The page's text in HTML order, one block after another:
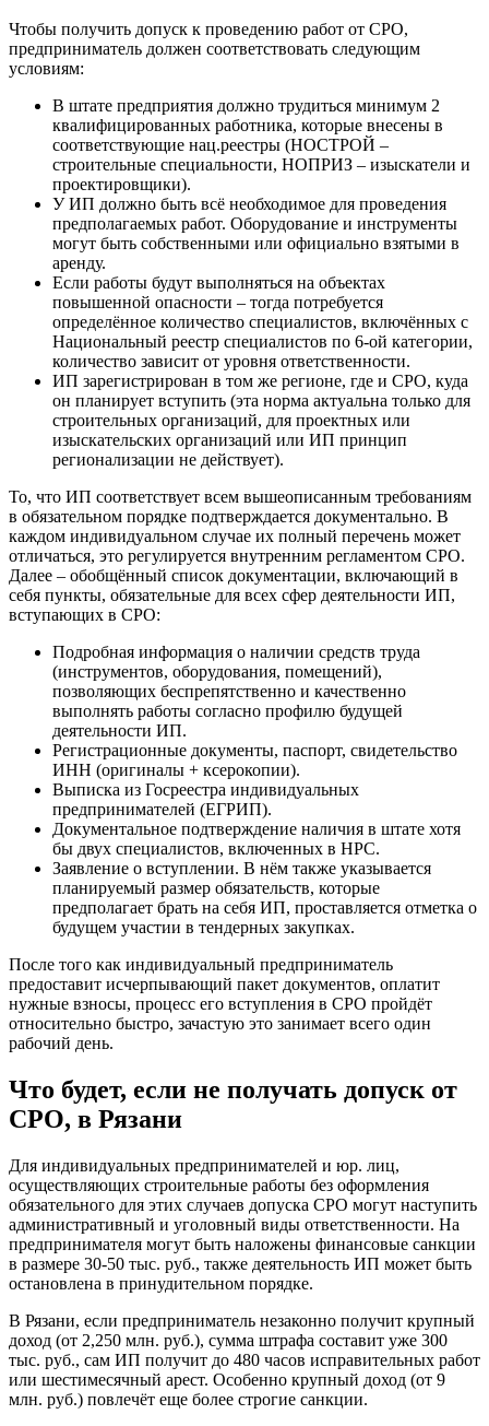
Чтобы получить допуск к проведению работ от СРО,
предприниматель должен соответствовать следующим
условиям:
В штате предприятия должно трудиться минимум 2
квалифицированных работника, которые внесены в
соответствующие нац.реестры (НОСТРОЙ –
строительные специальности, НОПРИЗ – изыскатели и
проектировщики).
У ИП должно быть всё необходимое для проведения
предполагаемых работ. Оборудование и инструменты
могут быть собственными или официально взятыми в
аренду.
Если работы будут выполняться на объектах
повышенной опасности – тогда потребуется
определённое количество специалистов, включённых с
Национальный реестр специалистов по 6-ой категории,
количество зависит от уровня ответственности.
ИП зарегистрирован в том же регионе, где и СРО, куда
он планирует вступить (эта норма актуальна только для
строительных организаций, для проектных или
изыскательских организаций или ИП принцип
регионализации не действует).
То, что ИП соответствует всем вышеописанным требованиям
в обязательном порядке подтверждается документально. В
каждом индивидуальном случае их полный перечень может
отличаться, это регулируется внутренним регламентом СРО.
Далее – обобщённый список документации, включающий в
себя пункты, обязательные для всех сфер деятельности ИП,
вступающих в СРО:
Подробная информация о наличии средств труда
(инструментов, оборудования, помещений),
позволяющих беспрепятственно и качественно
выполнять работы согласно профилю будущей
деятельности ИП.
Регистрационные документы, паспорт, свидетельство
ИНН (оригиналы + ксерокопии).
Выписка из Госреестра индивидуальных
предпринимателей (ЕГРИП).
Документальное подтверждение наличия в штате хотя
бы двух специалистов, включенных в НРС.
Заявление о вступлении. В нём также указывается
планируемый размер обязательств, которые
предполагает брать на себя ИП, проставляется отметка о
будущем участии в тендерных закупках.
После того как индивидуальный предприниматель
предоставит исчерпывающий пакет документов, оплатит
нужные взносы, процесс его вступления в СРО пройдёт
относительно быстро, зачастую это занимает всего один
рабочий день.
Что будет, если не получать допуск от
СРО, в Рязани
Для индивидуальных предпринимателей и юр. лиц,
осуществляющих строительные работы без оформления
обязательного для этих случаев допуска СРО могут наступить
административный и уголовный виды ответственности. На
предпринимателя могут быть наложены финансовые санкции
в размере 30-50 тыс. руб., также деятельность ИП может быть
остановлена в принудительном порядке.
В Рязани, если предприниматель незаконно получит крупный
доход (от 2,250 млн. руб.), сумма штрафа составит уже 300
тыс. руб., сам ИП получит до 480 часов исправительных работ
или шестимесячный арест. Особенно крупный доход (от 9
млн. руб.) повлечёт еще более строгие санкции.